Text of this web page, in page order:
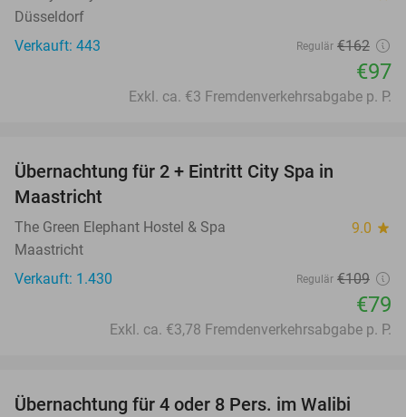
Düsseldorf
Verkauft: 443
Regulär €162
€97
Exkl. ca. €3 Fremdenverkehrsabgabe p. P.
Übernachtung für 2 + Eintritt City Spa in
Maastricht
The Green Elephant Hostel & Spa 9.0 star
Maastricht
Verkauft: 1.430
Regulär €109
€79
Exkl. ca. €3,78 Fremdenverkehrsabgabe p. P.
Übernachtung für 4 oder 8 Pers. im Walibi